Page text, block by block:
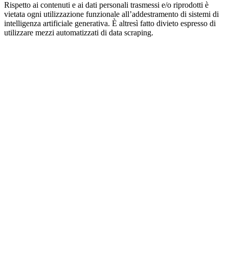
Rispetto ai contenuti e ai dati personali trasmessi e/o riprodotti è
vietata ogni utilizzazione funzionale all’addestramento di sistemi di
intelligenza artificiale generativa. È altresì fatto divieto espresso di
utilizzare mezzi automatizzati di data scraping.